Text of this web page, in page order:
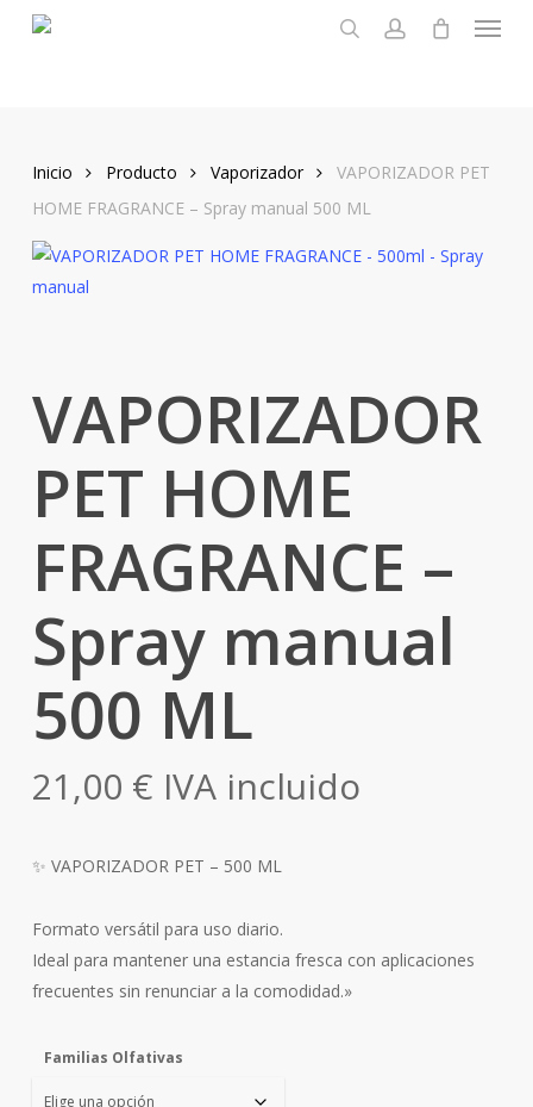
Menu
Inicio Producto Vaporizador
VAPORIZADOR PET
HOME FRAGRANCE – Spray manual 500 ML
VAPORIZADOR
PET HOME
FRAGRANCE –
Spray manual
500 ML
21,00 € IVA incluido
✨ VAPORIZADOR PET – 500 ML
Formato versátil para uso diario.
Ideal para mantener una estancia fresca con aplicaciones
frecuentes sin renunciar a la comodidad.»
Familias Olfativas